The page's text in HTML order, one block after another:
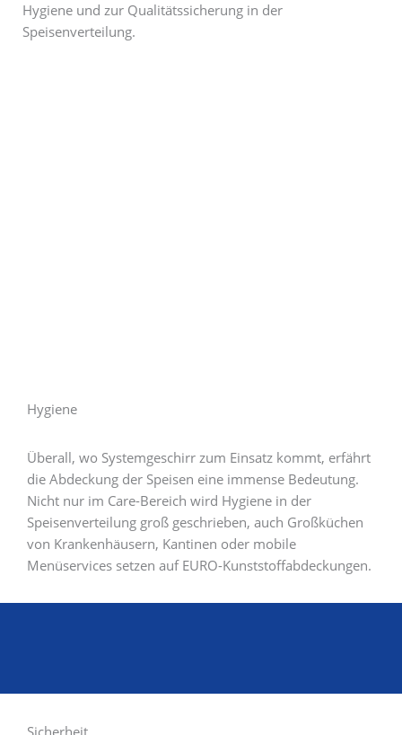
Hygiene und zur Qualitätssicherung in der
Speisenverteilung.
Hygiene
Überall, wo Systemgeschirr zum Einsatz kommt, erfährt
die Abdeckung der Speisen eine immense Bedeutung.
Nicht nur im Care-Bereich wird Hygiene in der
Speisenverteilung groß geschrieben, auch Großküchen
von Krankenhäusern, Kantinen oder mobile
Menüservices setzen auf EURO-Kunststoffabdeckungen.
Sicherheit